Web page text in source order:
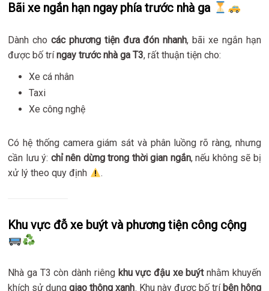
Bãi xe ngắn hạn ngay phía trước nhà ga
Dành chocác phương tiện đưa đón nhanh, bãi xe ngắn hạn
được bố tríngay trước nhà ga T3, rất thuận tiện cho:
Xe cá nhân
Taxi
Xe công nghệ
Có hệ thống camera giám sát và phân luồng rõ ràng, nhưng
cần lưu ý: chỉ nên dừng trong thời gian ngắn, nếu không sẽ bị
xử lý theo quy định
.
Khu vực đỗ xe buýt và phương tiện công cộng
Nhà ga T3 còn dành riêng khu vực đậu xe buýtnhằm khuyến
khích sử dụnggiao thông xanh. Khu này được bố trí bên hông